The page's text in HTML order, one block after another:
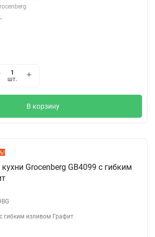
шт.
В корзину
Grocenberg GB4099 с гибким
гибким изливом Графит